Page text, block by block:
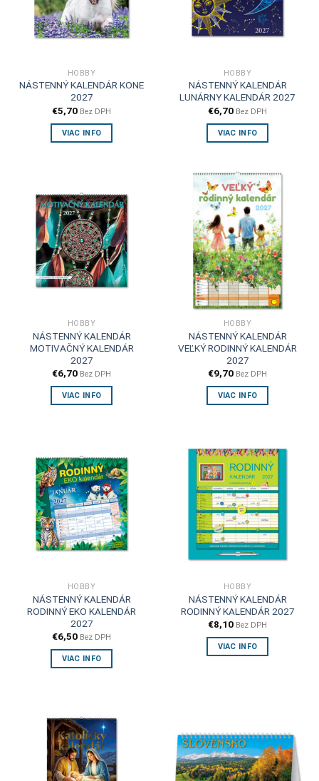
HOBBY
NÁSTENNÝ KALENDÁR KONE
2027
€5,70 Bez DPH
VIAC INFO
HOBBY
NÁSTENNÝ KALENDÁR
LUNÁRNY KALENDÁR 2027
€6,70 Bez DPH
VIAC INFO
HOBBY
NÁSTENNÝ KALENDÁR
MOTIVAČNÝ KALENDÁR
2027
€6,70 Bez DPH
VIAC INFO
HOBBY
NÁSTENNÝ KALENDÁR
VEĽKÝ RODINNÝ KALENDÁR
2027
€9,70 Bez DPH
VIAC INFO
HOBBY
NÁSTENNÝ KALENDÁR
RODINNÝ EKO KALENDÁR
2027
€6,50 Bez DPH
VIAC INFO
HOBBY
NÁSTENNÝ KALENDÁR
RODINNÝ KALENDÁR 2027
€8,10 Bez DPH
VIAC INFO